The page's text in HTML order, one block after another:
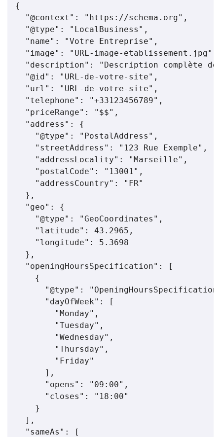
{
  "@context": "https://schema.org",
  "@type": "LocalBusiness",
  "name": "Votre Entreprise",
  "image": "URL-image-etablissement.jpg",
"description": "Description complète
  "@id": "URL-de-votre-site",
  "url": "URL-de-votre-site",
  "telephone": "+33123456789",
  "priceRange": "$$",
  "address": {
    "@type": "PostalAddress",
    "streetAddress": "123 Rue Exemple",
    "addressLocality": "Marseille",
    "postalCode": "13001",
    "addressCountry": "FR"
  },
  "geo": {
    "@type": "GeoCoordinates",
    "latitude": 43.2965,
    "longitude": 5.3698
  },
  "openingHoursSpecification": [
    {
"@type":
      "dayOfWeek": [
        "Monday",
        "Tuesday",
        "Wednesday",
        "Thursday",
        "Friday"
      ],
      "opens": "09:00",
      "closes": "18:00"
    }
  ],
  "sameAs": [